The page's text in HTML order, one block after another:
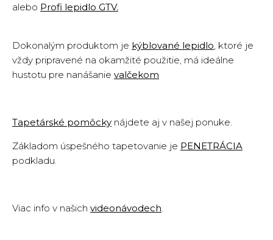
alebo Profi lepidlo GTV.
Dokonalým produktom je kýblované lepidlo, ktoré je
vždy pripravené na okamžité použitie, má ideálne
hustotu pre nanášanie valčekom
Tapetárské pomôcky nájdete aj v našej ponuke.
Základom úspešného tapetovanie je PENETRÁCIA
podkladu.
Viac info v našich videonávodech.